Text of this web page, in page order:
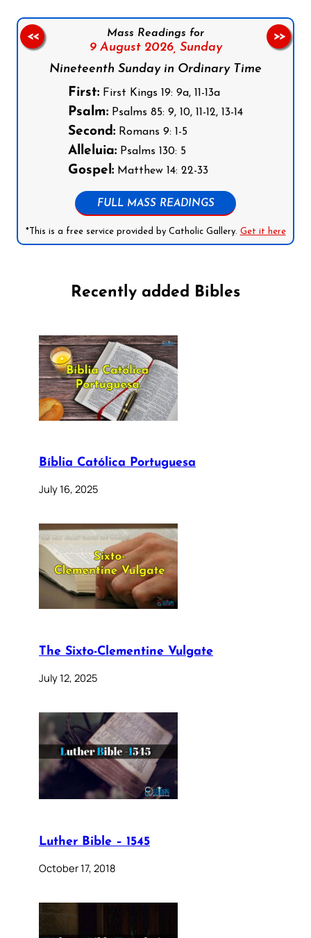
Mass Readings for
9 August 2026, Sunday
Nineteenth Sunday in Ordinary Time
First: First Kings 19: 9a, 11-13a
Psalm: Psalms 85: 9, 10, 11-12, 13-14
Second: Romans 9: 1-5
Alleluia: Psalms 130: 5
Gospel: Matthew 14: 22-33
FULL MASS READINGS
*This is a free service provided by Catholic Gallery. Get it here
<< >>
Recently added Bibles
Bíblia Católica Portuguesa
July 16, 2025
The Sixto-Clementine Vulgate
July 12, 2025
Luther Bible – 1545
October 17, 2018